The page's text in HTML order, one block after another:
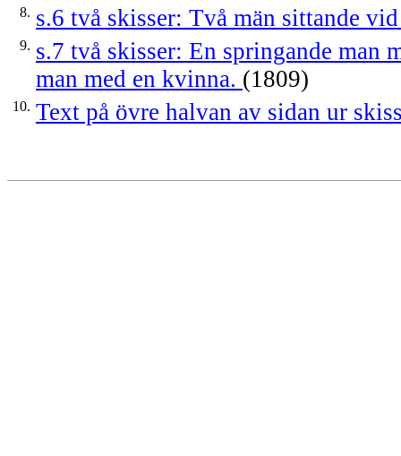
8. s.6 två skisser: Två män sittande
9. s.7 två skisser: En springande man
man med en kvinna. (1809)
10. Text på övre halvan av sidan ur